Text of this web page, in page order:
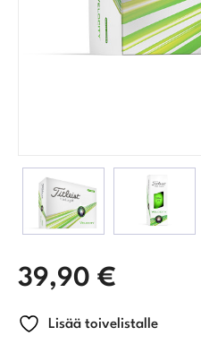
39,90 €
Lisää toivelistalle